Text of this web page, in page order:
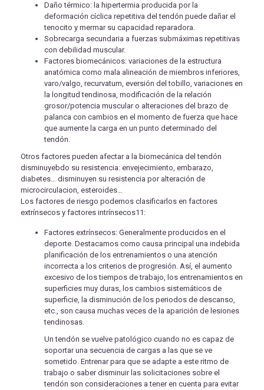
Daño térmico: la hipertermia producida por la
deformación cíclica repetitiva del tendón puede dañar el
tenocito y mermar su capacidad reparadora.
Sobrecarga secundaria a fuerzas submáximas repetitivas
con debilidad muscular.
Factores biomecánicos: variaciones de la estructura
anatómica como mala alineación de miembros inferiores,
varo/valgo, recurvatum, eversión del tobillo, variaciones en
la longitud tendinosa, modificación de la relación
grosor/potencia muscular o alteraciones del brazo de
palanca con cambios en el momento de fuerza que hace
que aumente la carga en un punto determinado del
tendón.
Otros factores pueden afectar a la biomecánica del tendón
disminuyebdo su resistencia: envejecimiento, embarazo,
diabetes… disminuyen su resistencia por alteración de
microcirculacion, esteroides…
Los factores de riesgo podemos clasificarlos en factores
extrínsecos y factores intrínsecos11:
Factores extrínsecos: Generalmente producidos en el
deporte. Destacamos como causa principal una indebida
planificación de los entrenamientos o una atención
incorrecta a los criterios de progresión. Así, el aumento
excesivo de los tiempos de trabajo, los entrenamientos en
superficies muy duras, los cambios sistemáticos de
superficie, la disminución de los periodos de descanso,
etc., son causa muchas veces de la aparición de lesiones
tendinosas.
Un tendón se vuelve patológico cuando no es capaz de
soportar una secuencia de cargas a las que se ve
sometido. Entrenar para que se adapte a este ritmo de
trabajo o saber disminuir las solicitaciones sobre el
tendón son consideraciones a tener en cuenta para evitar